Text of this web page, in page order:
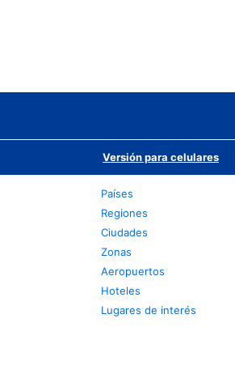
Versión para celulares
Países
Regiones
Ciudades
Zonas
Aeropuertos
Hoteles
Lugares de interés